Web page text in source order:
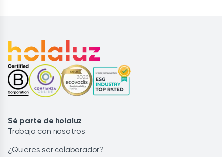
Sé parte de holaluz
Trabaja con nosotros
¿Quieres ser colaborador?